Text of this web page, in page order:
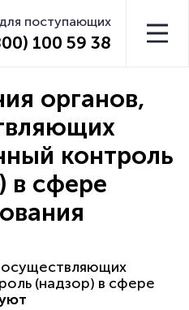
поступающих
100 59 38
органов,
контроль
в сфере
осуществляющих
(надзор) в сфере